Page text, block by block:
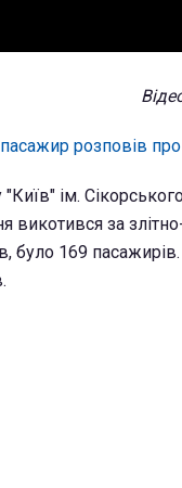
пасажир розповів
ім.
викотився за
було 169